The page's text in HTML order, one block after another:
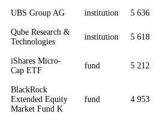
UBS Group AG institution 5 636
Qube Research &
Technologies
institution 5 618
iShares Micro-
Cap ETF
fund 5 212
BlackRock
Extended Equity
Market Fund K
fund 4 953